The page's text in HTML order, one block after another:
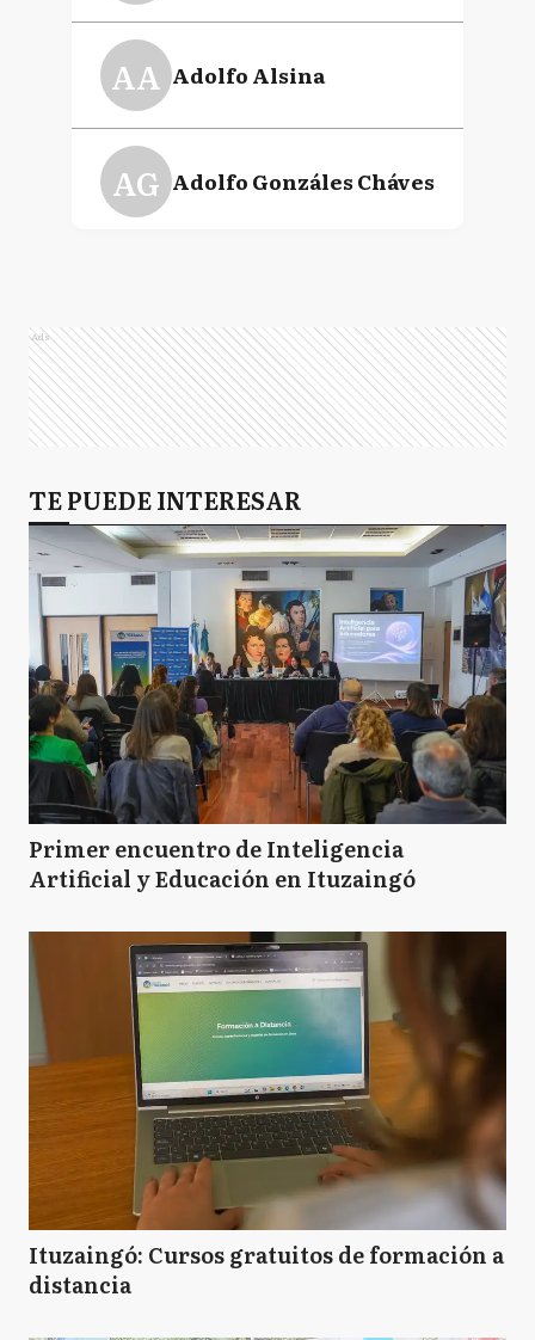
AA Adolfo Alsina
AG Adolfo Gonzáles Cháves
AB Almirante Brown
A Arrecifes
A Avellaneda
A Ayacucho
A Azul
BB Bahía Blanca
B Balcarce
B Baradero
BJ Benito Juarez
Ads
TE PUEDE INTERESAR
Primer encuentro de Inteligencia
Artificial y Educación en Ituzaingó
Ituzaingó: Cursos gratuitos de formación a
distancia